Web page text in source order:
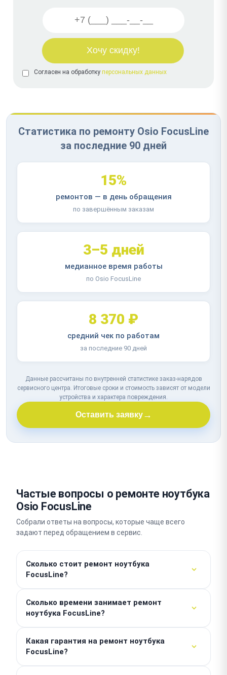
Согласен на обработку персональных данных
Статистика по ремонту Osio FocusLine
за последние 90 дней
15%
ремонтов — в день обращения
по завершённым заказам
3–5 дней
медианное время работы
по Osio FocusLine
8 370 ₽
средний чек по работам
за последние 90 дней
Данные рассчитаны по внутренней статистике заказ-нарядов
сервисного центра. Итоговые сроки и стоимость зависят от модели
устройства и характера повреждения.
Оставить заявку→
Частые вопросы о ремонте ноутбука
Osio FocusLine
Собрали ответы на вопросы, которые чаще всего
задают перед обращением в сервис.
Сколько стоит ремонт ноутбука
FocusLine?
цена зависит от типа неисправности и стоимости
необходимых комплектующих. Мы проводим
бесплатную диагностику, после которой называем
точную сумму без скрытых доплат.
Сколько времени занимает ремонт
ноутбука FocusLine?
или накопителя, выполняются в день обращения
за 1–2 часа. Сложный платовый ремонт ноутбука
занимает до 3–5 дней.
Какая гарантия на ремонт ноутбука
FocusLine?